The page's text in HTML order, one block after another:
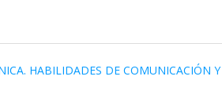
HABILIDADES DE COMUNICACIÓN